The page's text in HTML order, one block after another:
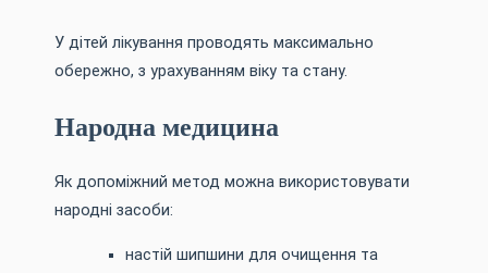
У дітей лікування проводять максимально
обережно, з урахуванням віку та стану.
Народна медицина
Як допоміжний метод можна використовувати
народні засоби:
настій шипшини для очищення та